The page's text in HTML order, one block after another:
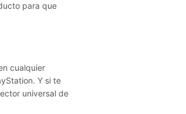
para que
cualquier
Y si te
universal de